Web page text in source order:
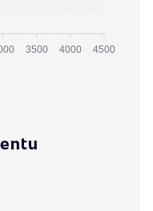
3500 4000 4500